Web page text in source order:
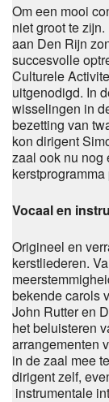
Om een mooi
niet groot te
aan Den Rijn
succesvolle
Culturele
uitgenodigd. In
wisselingen in
bezetting van
kon dirigent
zaal ook nu nog
Vocaal en
Origineel en
kerstliederen.
bekende carols
John Rutter en
het beluisteren
arrangementen
in de zaal mee
dirigent zelf,
instrumentale